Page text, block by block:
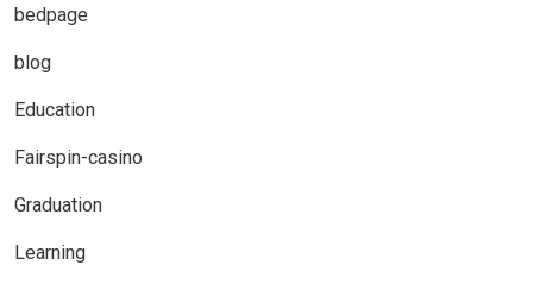
bedpage
blog
Education
Fairspin-casino
Graduation
Learning